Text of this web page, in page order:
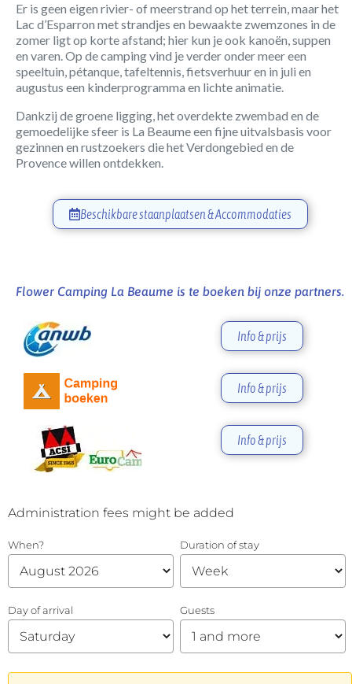
Er is geen eigen rivier- of meerstrand op het terrein, maar het
Lac d’Esparron met strandjes en bewaakte zwemzones in de
zomer ligt op korte afstand; hier kun je ook kanoën, suppen
en varen. Op de camping vind je verder onder meer een
speeltuin, pétanque, tafeltennis, fietsverhuur en in juli en
augustus een kinderprogramma en lichte animatie.
Dankzij de groene ligging, het overdekte zwembad en de
gemoedelijke sfeer is La Beaume een fijne uitvalsbasis voor
gezinnen en rustzoekers die het Verdongebied en de
Provence willen ontdekken.
Beschikbare staanplaatsen & Accommodaties
Flower Camping La Beaume is te boeken bij onze partners.
Info & prijs
Info & prijs
Info & prijs